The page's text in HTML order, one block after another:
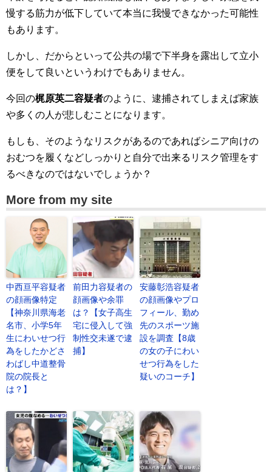
慢する筋力が低下していて本当に我慢できなかった可能性
もあります。
しかし、だからといって公共の場で下半身を露出して立小
便をして良いというわけでもありません。
今回の梶原英二容疑者のように、逮捕されてしまえば家族
や多くの人が悲しむことになります。
もしも、そのようなリスクがあるのであればシニア向けの
おむつを履くなどしっかりと自分で出来るリスク管理をす
るべきなのではないでしょうか？
More from my site
中西亘平容疑者
の顔画像特定
【神奈川県海老
名市、小学5年
生にわいせつ行
為をしたかどさ
わばし中道整骨
院の院長と
は？】
前田力容疑者の
顔画像や余罪
は？【女子高生
宅に侵入して強
制性交未遂で逮
捕】
安藤彰浩容疑者
の顔画像やプロ
フィール、勤め
先のスポーツ施
設を調査【8歳
の女の子にわい
せつ行為をした
疑いのコーチ】